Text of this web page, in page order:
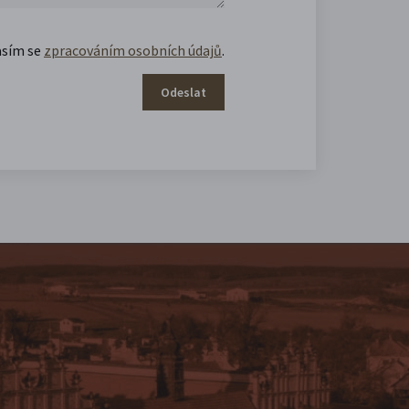
se zpracováním osobních údajů.
Odeslat